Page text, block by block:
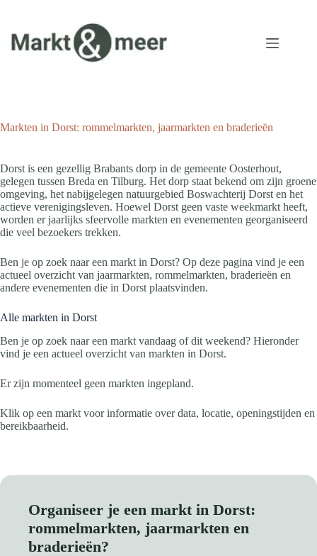
inhoud
Markten in Dorst: rommelmarkten, jaarmarkten en braderieën
Dorst is een gezellig Brabants dorp in de gemeente Oosterhout,
gelegen tussen Breda en Tilburg. Het dorp staat bekend om zijn groene
omgeving, het nabijgelegen natuurgebied Boswachterij Dorst en het
actieve verenigingsleven. Hoewel Dorst geen vaste weekmarkt heeft,
worden er jaarlijks sfeervolle markten en evenementen georganiseerd
die veel bezoekers trekken.
Ben je op zoek naar een markt in Dorst? Op deze pagina vind je een
actueel overzicht van jaarmarkten, rommelmarkten, braderieën en
andere evenementen die in Dorst plaatsvinden.
Alle markten in Dorst
Ben je op zoek naar een markt vandaag of dit weekend? Hieronder
vind je een actueel overzicht van markten in Dorst.
Er zijn momenteel geen markten ingepland.
Klik op een markt voor informatie over data, locatie, openingstijden en
bereikbaarheid.
Organiseer je een markt in Dorst:
rommelmarkten, jaarmarkten en
braderieën?